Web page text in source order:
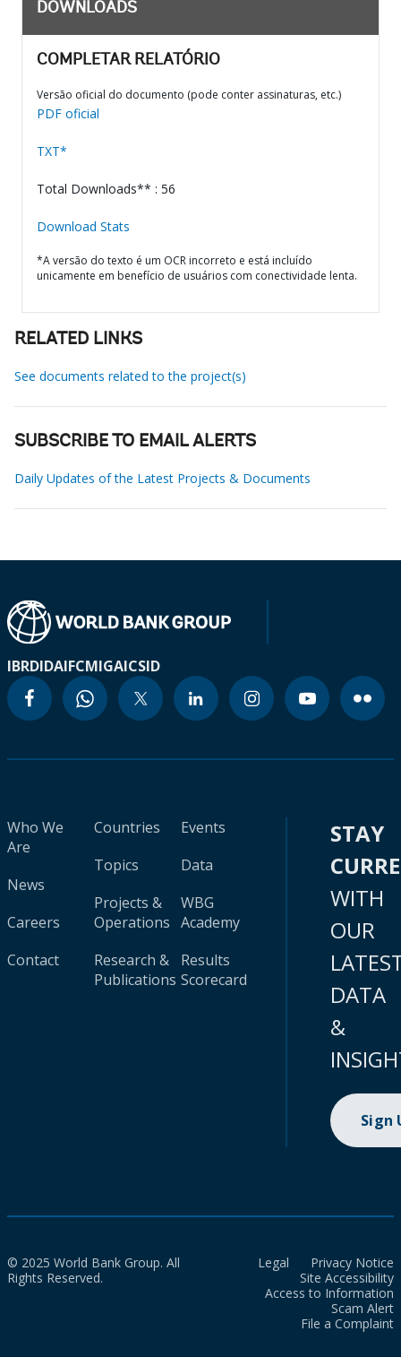
DOWNLOADS
COMPLETAR RELATÓRIO
Versão oficial do documento (pode conter assinaturas, etc.)
PDF oficial
TXT*
Total Downloads** : 56
Download Stats
*A versão do texto é um OCR incorreto e está incluído
unicamente em benefício de usuários com conectividade lenta.
RELATED LINKS
See documents related to the project(s)
SUBSCRIBE TO EMAIL ALERTS
Daily Updates of the Latest Projects & Documents
IBRDIDAIFCMIGAICSID
Who We
Are
News
Careers
Contact
Countries
Topics
Projects &
Operations
Research &
Publications
Events
Data
WBG
Academy
Results
Scorecard
STAY
WITH
OUR
DATA
&
Sign
© 2025 World Bank Group. All
Rights Reserved.
Legal
Privacy Notice
Site Accessibility
Access to Information
Scam Alert
File a Complaint